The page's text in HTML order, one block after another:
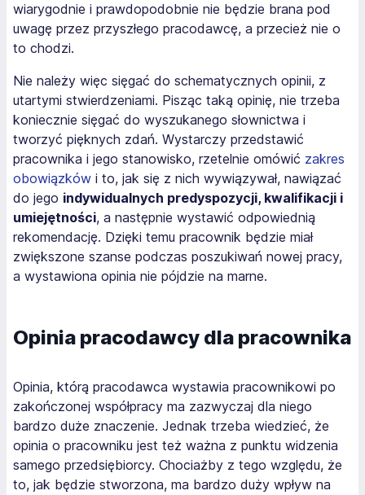
wiarygodnie i prawdopodobnie nie będzie brana pod
uwagę przez przyszłego pracodawcę, a przecież nie o
to chodzi.
Nie należy więc sięgać do schematycznych opinii, z
utartymi stwierdzeniami. Pisząc taką opinię, nie trzeba
koniecznie sięgać do wyszukanego słownictwa i
tworzyć pięknych zdań. Wystarczy przedstawić
pracownika i jego stanowisko, rzetelnie omówić zakres
obowiązków i to, jak się z nich wywiązywał, nawiązać
do jego indywidualnych predyspozycji, kwalifikacji i
umiejętności, a następnie wystawić odpowiednią
rekomendację. Dzięki temu pracownik będzie miał
zwiększone szanse podczas poszukiwań nowej pracy,
a wystawiona opinia nie pójdzie na marne.
Opinia pracodawcy dla pracownika
Opinia, którą pracodawca wystawia pracownikowi po
zakończonej współpracy ma zazwyczaj dla niego
bardzo duże znaczenie. Jednak trzeba wiedzieć, że
opinia o pracowniku jest też ważna z punktu widzenia
samego przedsiębiorcy. Chociażby z tego względu, że
to, jak będzie stworzona, ma bardzo duży wpływ na